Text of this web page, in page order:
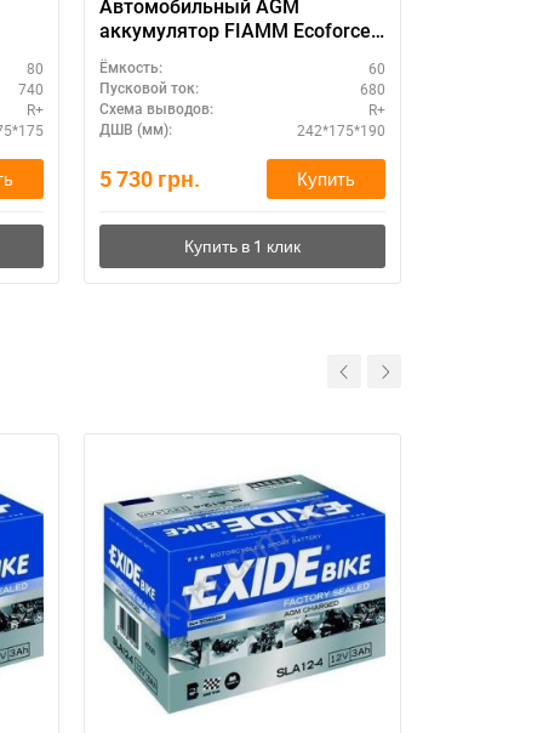
80
740
R+
Автомобильный AGM
аккумулятор FIAMM Ecoforce
60Ah R+ — купить в Украине
Ёмкость: 60
Пусковой ток: 680
Схема выводов: R+
ДШВ (мм): 242*175*190
5 730 грн. Купить